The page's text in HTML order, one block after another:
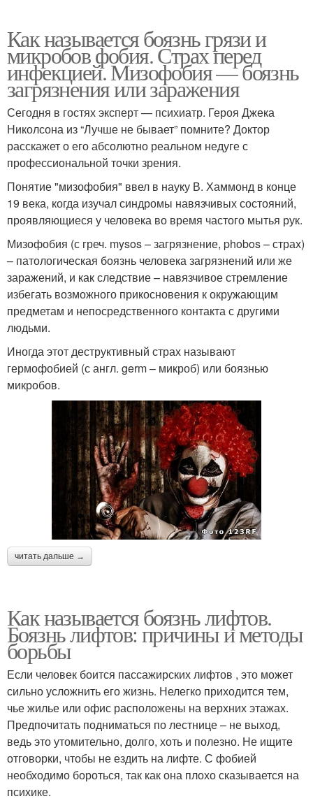
Как называется боязнь грязи и
микробов фобия. Страх перед
инфекцией. Мизофобия — боязнь
загрязнения или заражения
Сегодня в гостях эксперт — психиатр. Героя Джека
Николсона из “Лучше не бывает” помните? Доктор
расскажет о его абсолютно реальном недуге с
профессиональной точки зрения.
Понятие "мизофобия" ввел в науку В. Хаммонд в конце
19 века, когда изучал синдромы навязчивых состояний,
проявляющиеся у человека во время частого мытья рук.
Мизофобия (с греч. mysos – загрязнение, phobos – страх)
– патологическая боязнь человека загрязнений или же
заражений, и как следствие – навязчивое стремление
избегать возможного прикосновения к окружающим
предметам и непосредственного контакта с другими
людьми.
Иногда этот деструктивный страх называют
гермофобией (с англ. germ – микроб) или боязнью
микробов.
читать дальше →
Как называется боязнь лифтов.
Боязнь лифтов: причины и методы
борьбы
Если человек боится пассажирских лифтов , это может
сильно усложнить его жизнь. Нелегко приходится тем,
чье жилье или офис расположены на верхних этажах.
Предпочитать подниматься по лестнице – не выход,
ведь это утомительно, долго, хоть и полезно. Не ищите
отговорки, чтобы не ездить на лифте. С фобией
необходимо бороться, так как она плохо сказывается на
психике.